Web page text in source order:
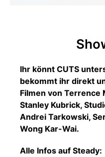
Ihr könnt CUTS
bekommt ihr direkt
Filmen von Terrence
Stanley Kubrick,
Andrei Tarkowski,
Wong Kar-Wai.
Alle Infos auf Steady: